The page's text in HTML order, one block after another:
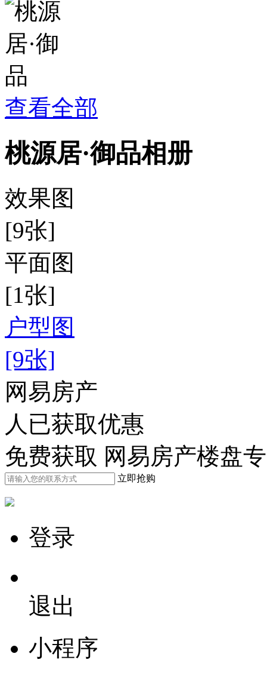
查看全部
桃源居·御品相册
效果图
[9张]
平面图
[1张]
户型图
[9张]
网易房产
人已获取优惠
免费获取 网易房产楼盘
立即抢购
登录
退出
小程序